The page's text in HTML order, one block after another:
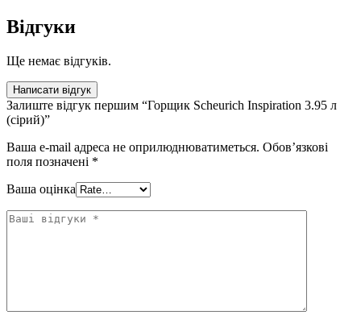
Відгуки
Ще немає відгуків.
Написати відгук
Залиште відгук першим “Горщик Scheurich Inspiration 3.95 л
(сірий)”
Ваша e-mail адреса не оприлюднюватиметься. Обов’язкові
поля позначені *
Ваша оцінка